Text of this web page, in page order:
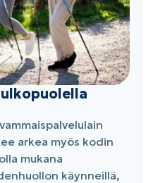
arkea myös kodin
mukana
käynneillä,